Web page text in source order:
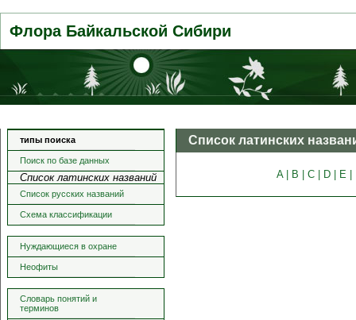
Флора Байкальской Сибири
типы поиска
Поиск по базе данных
Список латинских названий
Список русских названий
Схема классификации
Нуждающиеся в охране
Неофиты
Словарь понятий и
терминов
Список латинских
A | B | C | D | E |